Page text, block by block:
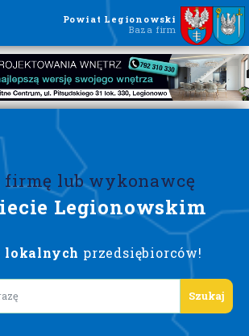
Powiat Legionowski
Baza firm
firmę lub wykonawcę
Legionowskim
lokalnych przedsiębiorców!